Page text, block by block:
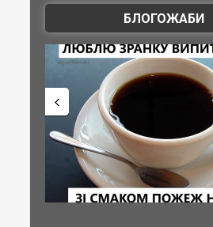
БЛОГОЖАБИ